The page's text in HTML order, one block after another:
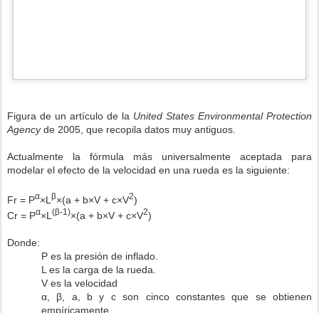
Figura de un artículo de la United States Environmental Protection
Agencyde 2005, que recopila datos muy antiguos.
Actualmente la fórmula más universalmente aceptada para
modelar el efecto de la velocidad en una rueda es la siguiente:
Fr = Pα×L β×(a + b×V + c×V2)
Cr = Pα×L (β-1)×(a + b×V + c×V2)
Donde:
P es la presión de inflado.
L es la carga de la rueda.
V es la velocidad
α, β, a, b y c son cinco constantes que se obtienen
empíricamente.